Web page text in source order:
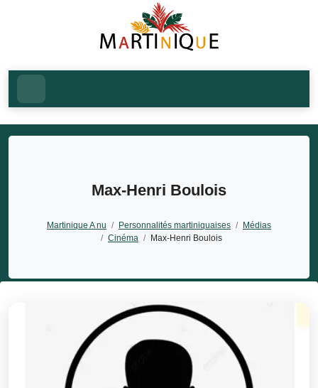
Max-Henri Boulois
Martinique A nu / Personnalités martiniquaises /
Médias
/ Cinéma / Max-Henri Boulois